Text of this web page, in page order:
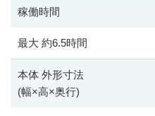
稼働時間
最大 約6.5時間
本体 外形寸法
(幅×高×奥行)